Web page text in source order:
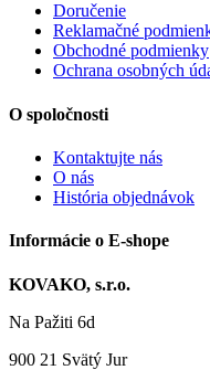
Doručenie
Reklamačné
Obchodné podmienky
Ochrana osobných
O spoločnosti
Kontaktujte nás
O nás
História objednávok
Informácie o E-shope
KOVAKO, s.r.o.
Na Pažiti 6d
900 21 Svätý Jur